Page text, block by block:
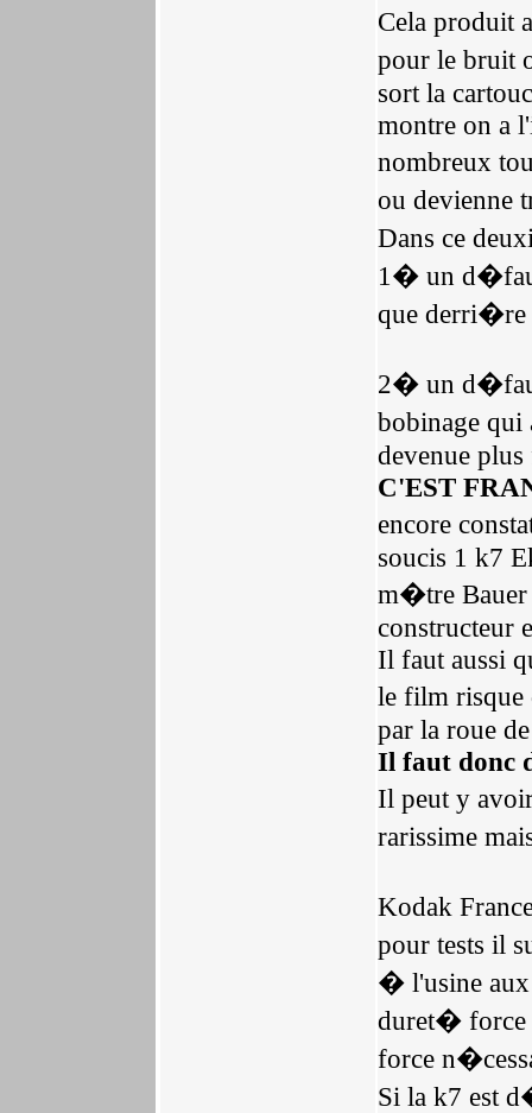
Cela produit
pour le bruit
sort la
montre on a
nombreux
ou devienne
Dans ce
1� un
que derri�re
2� un d�faut
bobinage
devenue
C'EST
encore
soucis 1 k7
m�tre Bauer
constructeur
Il faut aussi
le film risque
par la roue
Il faut donc
Il peut y
rarissime
Kodak
pour tests il
� l'usine aux
duret� force
force
Si la k7 est